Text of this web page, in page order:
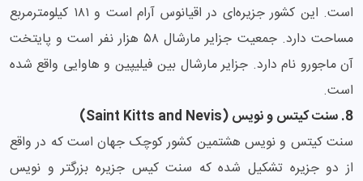
است. این کشور جزیره‌ای در اقیانوس آرام است و ۱۸۱ کیلومترمربع
مساحت دارد. جمعیت جزایر مارشال ۵۸ هزار نفر است و پایتخت
آن ماجورو نام دارد. جزایر مارشال بین فیلیپین و هاوایی واقع شده
است.
8. سنت کیتس و نویس (Saint Kitts and Nevis)
سنت کیتس و نویس هشتمین کشور کوچک جهان است که در واقع
از دو جزیره تشکیل شده که سنت کیس جزیره بزرگتر و نویس